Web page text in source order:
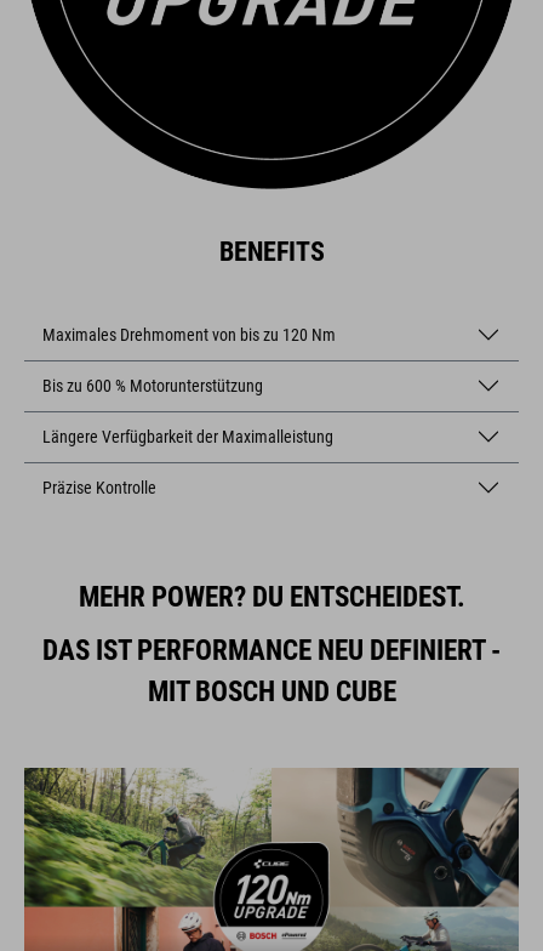
BENEFITS
Maximales Drehmoment von bis zu 120 Nm
Bis zu 600 % Motorunterstützung
Längere Verfügbarkeit der Maximalleistung
Präzise Kontrolle
MEHR POWER? DU ENTSCHEIDEST.
DAS IST PERFORMANCE NEU DEFINIERT -
MIT BOSCH UND CUBE